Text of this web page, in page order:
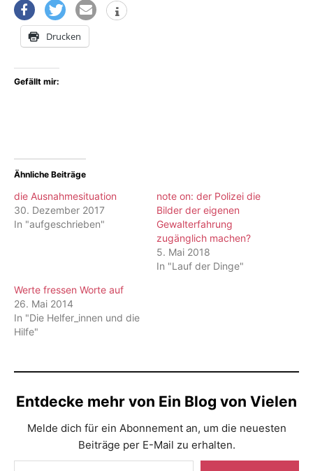
Drucken
Gefällt mir:
Ähnliche Beiträge
die Ausnahmesituation
30. Dezember 2017
In "aufgeschrieben"
note on: der Polizei die
Bilder der eigenen
Gewalterfahrung
zugänglich machen?
5. Mai 2018
In "Lauf der Dinge"
Werte fressen Worte auf
26. Mai 2014
In "Die Helfer_innen und die
Hilfe"
Entdecke mehr von Ein Blog von Vielen
Melde dich für ein Abonnement an, um die neuesten
Beiträge per E-Mail zu erhalten.
Gib deine E-Mail-Adresse ein ...